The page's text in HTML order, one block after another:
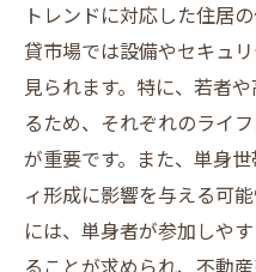
トレンドに対応した住居
貸市場では設備やセキュ
見られます。特に、若者
るため、それぞれのライ
が重要です。また、単身
ィ形成に影響を与える可
には、単身者が参加しや